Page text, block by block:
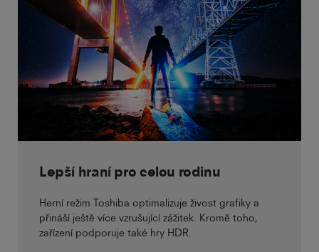
Lepší hraní pro celou rodinu
Herní režim Toshiba optimalizuje živost grafiky a
přináší ještě více vzrušující zážitek. Kromě toho,
zařízení podporuje také hry HDR.